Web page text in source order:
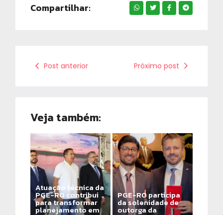
Compartilhar:
Post anterior Próximo post
Veja também:
Atuação técnica da
PGE-RO contribui
para transformar
planejamento em
PGE-RO participa
da solenidade de
outorga da